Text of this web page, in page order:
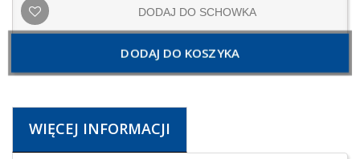
DODAJ DO SCHOWKA
DODAJ DO KOSZYKA
WIĘCEJ INFORMACJI